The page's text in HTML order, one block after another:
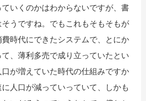
いくのかはわからないですが、書
うですね。でもこれもそもそもが
時代にできたシステムで、とにか
て、薄利多売で成り立っていたとい
が増えていた時代の仕組みですか
人口が減っていっていて、しかも